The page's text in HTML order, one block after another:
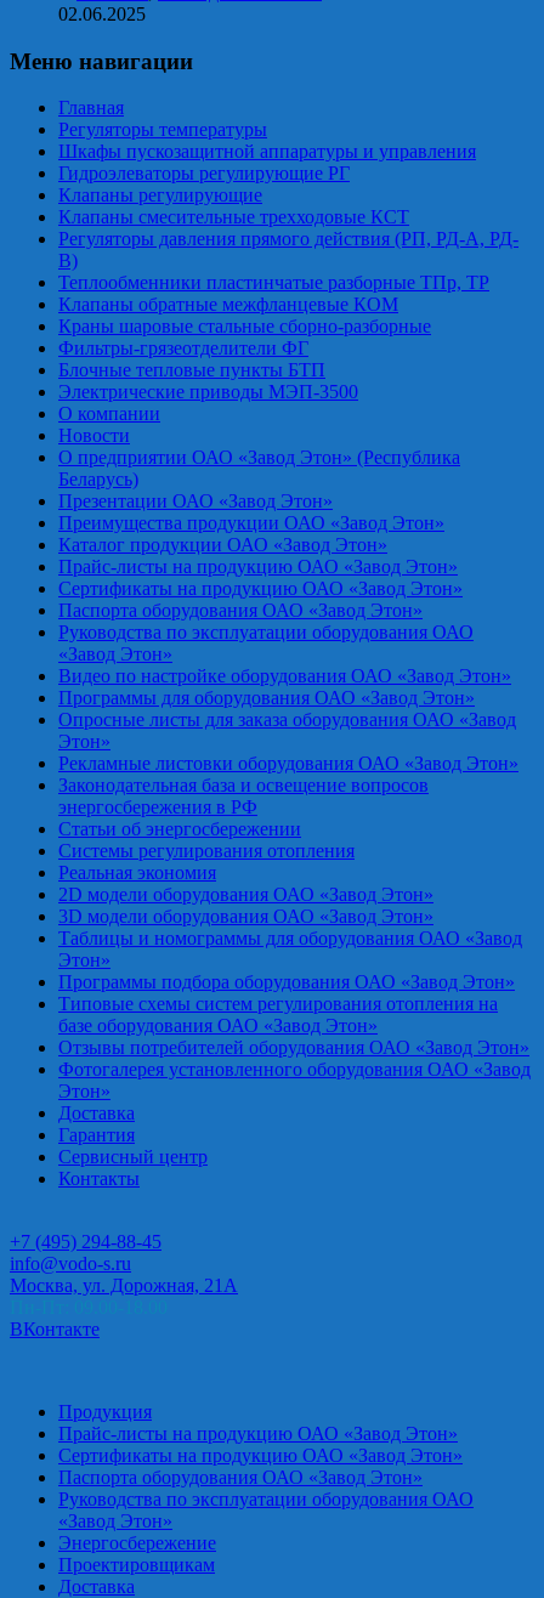
02.06.2025
Меню навигации
Главная
Регуляторы температуры
Шкафы пускозащитной аппаратуры и управления
Гидроэлеваторы регулирующие РГ
Клапаны регулирующие
Клапаны смесительные трехходовые КСТ
Регуляторы давления прямого действия (РП, РД-А, РД-
В)
Теплообменники пластинчатые разборные ТПр, ТР
Клапаны обратные межфланцевые КОМ
Краны шаровые стальные сборно-разборные
Фильтры-грязеотделители ФГ
Блочные тепловые пункты БТП
Электрические приводы МЭП-3500
О компании
Новости
О предприятии ОАО «Завод Этон» (Республика
Беларусь)
Презентации ОАО «Завод Этон»
Преимущества продукции ОАО «Завод Этон»
Каталог продукции ОАО «Завод Этон»
Прайс-листы на продукцию ОАО «Завод Этон»
Сертификаты на продукцию ОАО «Завод Этон»
Паспорта оборудования ОАО «Завод Этон»
Руководства по эксплуатации оборудования ОАО
«Завод Этон»
Видео по настройке оборудования ОАО «Завод Этон»
Программы для оборудования ОАО «Завод Этон»
Опросные листы для заказа оборудования ОАО «Завод
Этон»
Рекламные листовки оборудования ОАО «Завод Этон»
Законодательная база и освещение вопросов
энергосбережения в РФ
Статьи об энергосбережении
Системы регулирования отопления
Реальная экономия
2D модели оборудования ОАО «Завод Этон»
3D модели оборудования ОАО «Завод Этон»
Таблицы и номограммы для оборудования ОАО «Завод
Этон»
Программы подбора оборудования ОАО «Завод Этон»
Типовые схемы систем регулирования отопления на
базе оборудования ОАО «Завод Этон»
Отзывы потребителей оборудования ОАО «Завод Этон»
Фотогалерея установленного оборудования ОАО «Завод
Этон»
Доставка
Гарантия
Сервисный центр
Контакты
+7 (495) 294-88-45
info@vodo-s.ru
Москва, ул. Дорожная, 21А
ВКонтакте
Продукция
Прайс-листы на продукцию ОАО «Завод Этон»
Сертификаты на продукцию ОАО «Завод Этон»
Паспорта оборудования ОАО «Завод Этон»
Руководства по эксплуатации оборудования ОАО
«Завод Этон»
Энергосбережение
Проектировщикам
Доставка